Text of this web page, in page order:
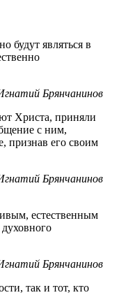
будут являться в
Брянчанинов
Христа, приняли
с ним,
признав его своим
Брянчанинов
естественным
Брянчанинов
так и тот, кто